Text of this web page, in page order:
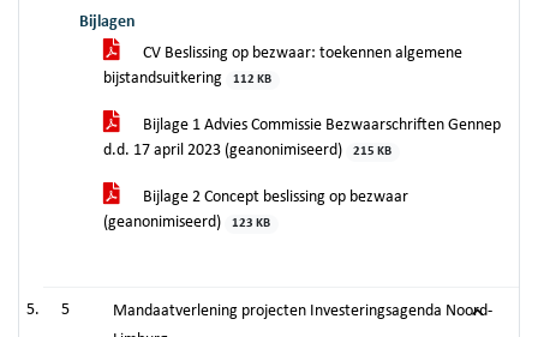
Bijlagen
CV Beslissing op bezwaar: toekennen algemene
bijstandsuitkering
112 KB
Bijlage 1 Advies Commissie Bezwaarschriften Gennep
d.d. 17 april 2023 (geanonimiseerd)
215 KB
Bijlage 2 Concept beslissing op bezwaar
(geanonimiseerd)
123 KB
5
Mandaatverlening projecten Investeringsagenda Noord-